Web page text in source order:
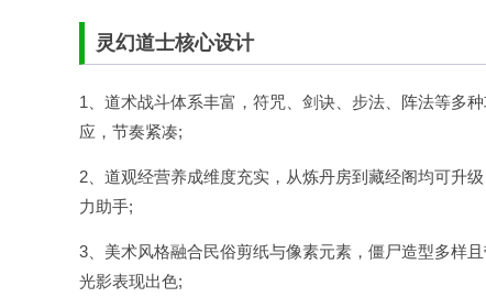
灵幻道士核心设计
1、道术战斗体系丰富，符咒、剑诀、步法、阵法等多
应，节奏紧凑;
2、道观经营养成维度充实，从炼丹房到藏经阁均可升
力助手;
3、美术风格融合民俗剪纸与像素元素，僵尸造型多样
光影表现出色;